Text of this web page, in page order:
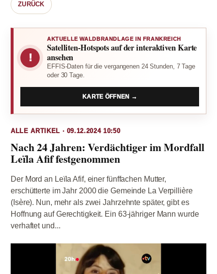
ZURÜCK
!
AKTUELLE WALDBRANDLAGE IN FRANKREICH
Satelliten-Hotspots auf der interaktiven Karte
ansehen
EFFIS-Daten für die vergangenen 24 Stunden, 7 Tage
oder 30 Tage.
KARTE ÖFFNEN →
ALLE ARTIKEL · 09.12.2024 10:50
Nach 24 Jahren: Verdächtiger im Mordfall
Leïla Afif festgenommen
Der Mord an Leïla Afif, einer fünffachen Mutter,
erschütterte im Jahr 2000 die Gemeinde La Verpillière
(Isère). Nun, mehr als zwei Jahrzehnte später, gibt es
Hoffnung auf Gerechtigkeit. Ein 63-jähriger Mann wurde
verhaftet und...